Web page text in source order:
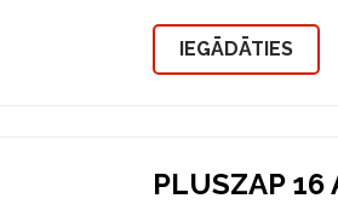
IEGĀDĀTIES
PLUSZAP